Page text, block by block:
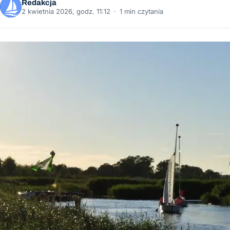
Redakcja
2 kwietnia 2026, godz. 11:12 · 1 min czytania